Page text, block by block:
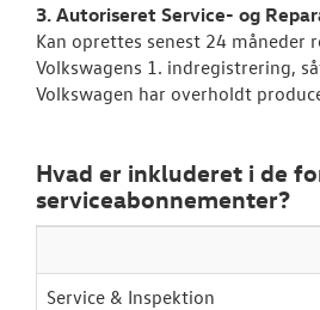
3. Autoriseret Service- og
Kan oprettes senest 24 måneder
Volkswagens 1. indregistrering,
Volkswagen har overholdt
Hvad er inkluderet i de
serviceabonnementer?
Service & Inspektion